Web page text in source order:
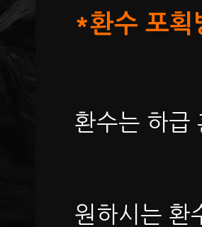
*환수 포획
환수는 하급
원하시는 환